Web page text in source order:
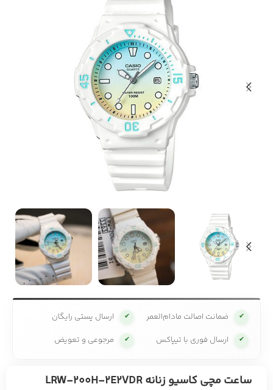
✔ ضمانت اصالت مادام‌العمر ✔ ارسال پستی رایگان
✔ ارسال فوری با تیپاکس ✔ مرجوعی و تعویض
ساعت مچی کاسیو زنانه LRW-200H-2E2VDR